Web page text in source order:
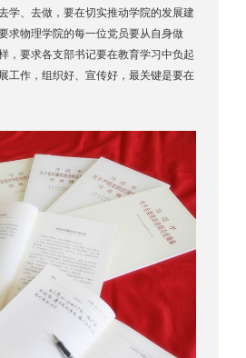
学、去做，要在切实推动学院的发展建
求物理学院的每一位党员要从自身做
，要求各支部书记要在教育学习中负起
工作，组织好、宣传好，最关键是要在